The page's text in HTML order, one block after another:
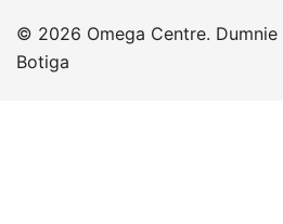
© 2026 Omega Centre.
Botiga